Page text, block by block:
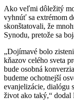
Ako veľmi dôležitý
vyhnúť sa extrémom
skonštatovali, že
Synodu, pretože sa
„Dojímavé bolo
kňazov celého sveta
bude osobná
budeme ochotnejší
evanjelizácie, dialógu
život ako taký,“ dodal